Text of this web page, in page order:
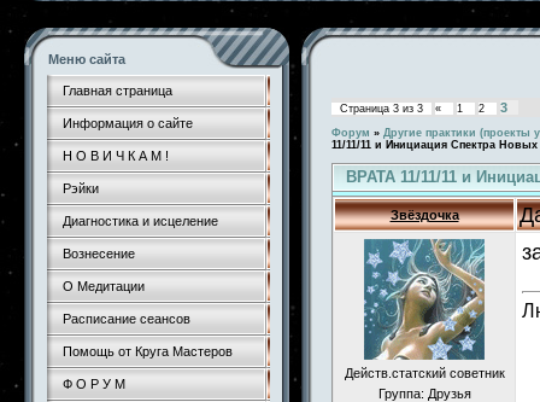
Меню сайта
Главная страница
Информация о сайте
Н О В И Ч К А М !
Рэйки
Диагностика и исцеление
Вознесение
О Медитации
Расписание сеансов
Помощь от Круга Мастеров
Ф О Р У М
Страница 3 из 3 « 1 2 3
Форум » Другие практики (проекты
11/11/11 и Инициация Спектра Новых
ВРАТА 11/11/11 и
Звёздочка
Действ.статский советник
Группа: Друзья